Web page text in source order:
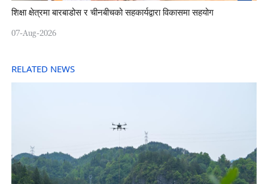
शिक्षा क्षेत्रमा बारबाडोस र चीनबीचको सहकार्यद्वारा विकासमा सहयोग
07-Aug-2026
RELATED NEWS